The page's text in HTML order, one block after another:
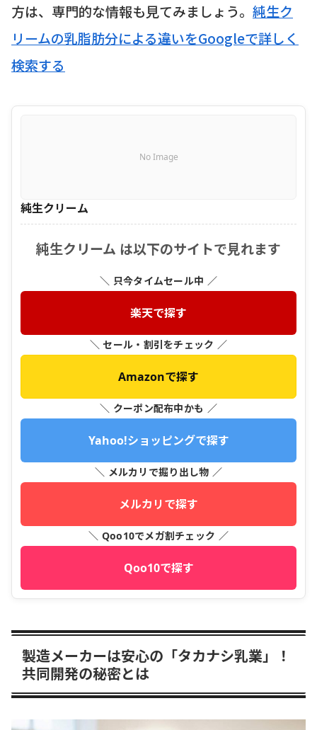
方は、専門的な情報も見てみましょう。 純生ク
リームの乳脂肪分による違いをGoogleで詳しく
検索する
No Image
純生クリーム
純生クリーム は以下のサイトで見れます
＼ 只今タイムセール中 ／
楽天で探す
＼ セール・割引をチェック ／
Amazonで探す
＼ クーポン配布中かも ／
Yahoo!ショッピングで探す
＼ メルカリで掘り出し物 ／
メルカリで探す
＼ Qoo10でメガ割チェック ／
Qoo10で探す
製造メーカーは安心の「タカナシ乳業」！
共同開発の秘密とは